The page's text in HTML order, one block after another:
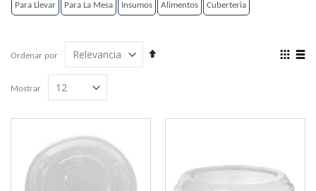
Ordenar por
Establecer
View
Mostrar
Para Llevar Para La Mesa Insumos Alimentos Cuberteria